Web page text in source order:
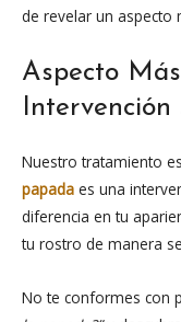
de revelar un aspecto
Aspecto
Intervención
Nuestro tratamiento
papada es una
diferencia en tu
tu rostro de manera
No te conformes con